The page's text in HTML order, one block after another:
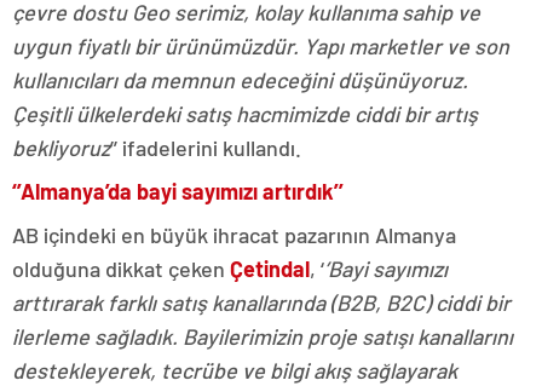
çevre dostu Geo serimiz, kolay kullanıma sahip ve
uygun fiyatlı bir ürünümüzdür. Yapı marketler ve son
kullanıcıları da memnun edeceğini düşünüyoruz.
Çeşitli ülkelerdeki satış hacmimizde ciddi bir artış
bekliyoruz’’ ifadelerini kullandı.
‘’Almanya’da bayi sayımızı artırdık’’
AB içindeki en büyük ihracat pazarının Almanya
olduğuna dikkat çeken Çetindal, ‘’Bayi sayımızı
arttırarak farklı satış kanallarında (B2B, B2C) ciddi bir
ilerleme sağladık. Bayilerimizin proje satışı kanallarını
destekleyerek, tecrübe ve bilgi akış sağlayarak